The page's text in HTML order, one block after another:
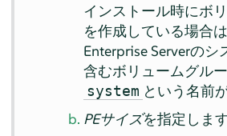
インストール時にボ
を作成している場合は
Enterprise Serverのシ
含むボリュームグル
system という名前
PEサイズを指定します